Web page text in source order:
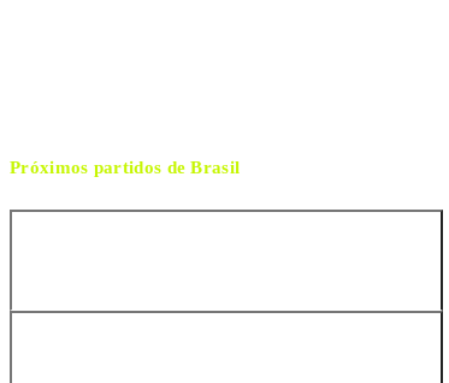
Próximos partidos deBrasil